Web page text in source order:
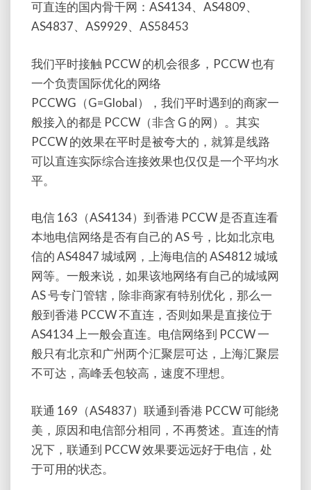
可直连的国内骨干网：AS4134、AS4809、
AS4837、AS9929、AS58453
我们平时接触 PCCW 的机会很多，PCCW 也有
一个负责国际优化的网络
PCCWG（G=Global），我们平时遇到的商家一
般接入的都是 PCCW（非含 G 的网）。其实
PCCW 的效果在平时是被夸大的，就算是线路
可以直连实际综合连接效果也仅仅是一个平均水
平。
电信 163（AS4134）到香港 PCCW 是否直连看
本地电信网络是否有自己的 AS 号，比如北京电
信的 AS4847 城域网，上海电信的 AS4812 城域
网等。一般来说，如果该地网络有自己的城域网
AS 号专门管辖，除非商家有特别优化，那么一
般到香港 PCCW 不直连，否则如果是直接位于
AS4134 上一般会直连。电信网络到 PCCW 一
般只有北京和广州两个汇聚层可达，上海汇聚层
不可达，高峰丢包较高，速度不理想。
联通 169（AS4837）联通到香港 PCCW 可能绕
美，原因和电信部分相同，不再赘述。直连的情
况下，联通到 PCCW 效果要远远好于电信，处
于可用的状态。